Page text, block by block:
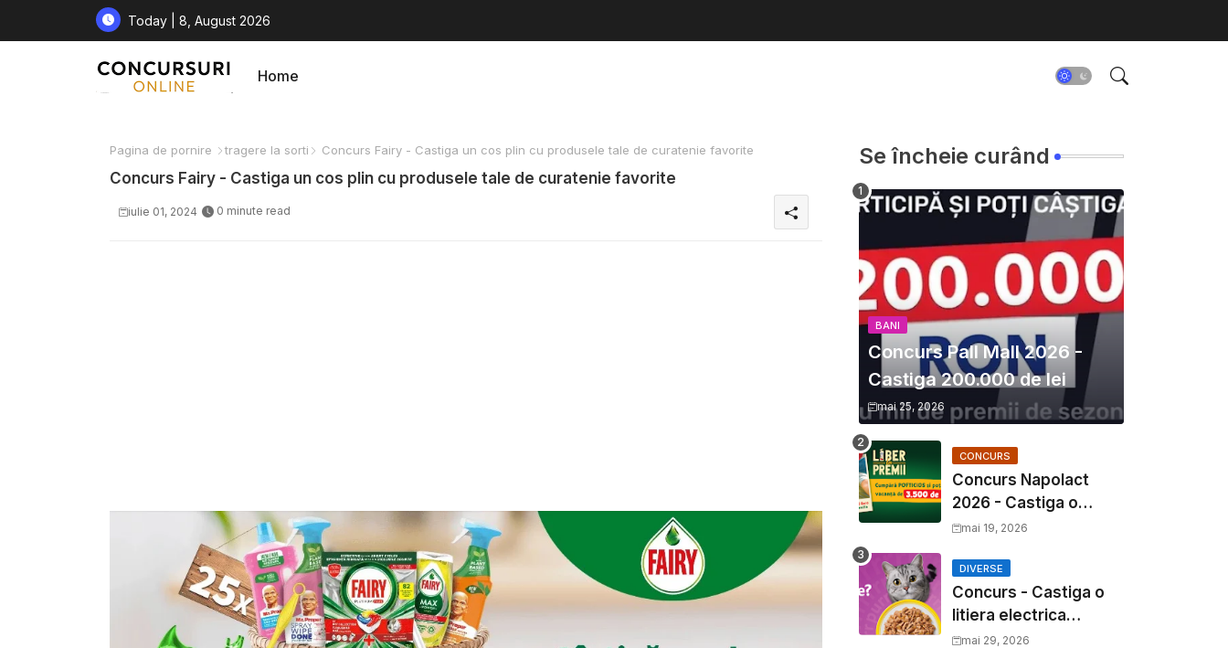
Today | 8, August 2026
Home
Pagina de pornire tragere la sorti Concurs Fairy - Castiga un cos plin cu produsele tale de curatenie favorite
Concurs Fairy - Castiga un cos plin cu produsele tale de curatenie favorite
iulie 01, 2024 0 minute read
Se încheie curând
BANI
Concurs Pall Mall 2026 -
Castiga 200.000 de lei
mai 25, 2026
CONCURS
Concurs Napolact
2026 - Castiga o
Vacanta de Familie de
mai 19, 2026
DIVERSE
Concurs - Castiga o
litiera electrica
Whiskas
mai 29, 2026